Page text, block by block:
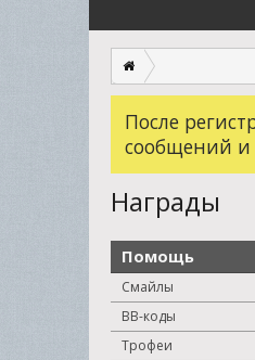
После
сообщений и
Награды
Помощь
Смайлы
BB-коды
Трофеи